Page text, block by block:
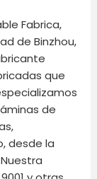
Fabrica,
de Binzhou,
que
de
desde la